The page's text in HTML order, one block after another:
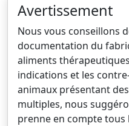
Avertissement
Nous vous conseillons
documentation du
aliments
indications et les
animaux présentant
multiples, nous
prenne en compte tous